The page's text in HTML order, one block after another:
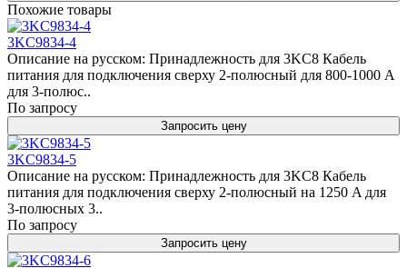
Похожие товары
3KC9834-4
Описание на русском: Принадлежность для 3KC8 Кабель
питания для подключения сверху 2-полюсный для 800-1000 A
для 3-полюс..
По запросу
Запросить цену
3KC9834-5
Описание на русском: Принадлежность для 3KC8 Кабель
питания для подключения сверху 2-полюсный на 1250 A для
3-полюсных 3..
По запросу
Запросить цену